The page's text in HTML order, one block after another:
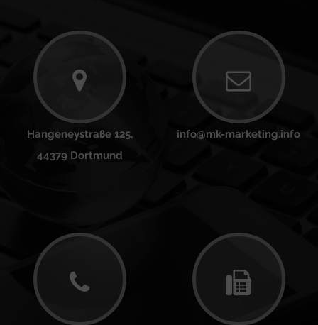
Hangeneystraße 125,
44379 Dortmund
info@mk-marketing.info